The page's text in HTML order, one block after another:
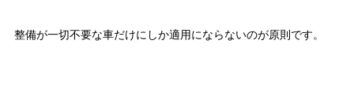
整備が一切不要な車だけにしか適用にならないのが原則です。